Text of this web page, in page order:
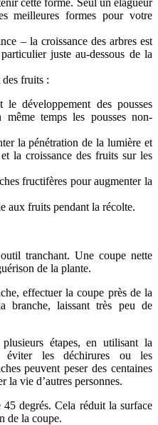
meilleures formes pour votre
– la croissance des arbres est
juste au-dessous de la
des fruits :
le développement des pousses
temps les pousses non-
la pénétration de la lumière et
la croissance des fruits sur les
fructifères pour augmenter la
aux fruits pendant la récolte.
tranchant. Une coupe nette
de la plante.
effectuer la coupe près de la
branche, laissant très peu de
étapes, en utilisant la
les déchirures ou les
peuvent peser des centaines
la vie d’autres personnes.
45 degrés. Cela réduit la surface
de la coupe.